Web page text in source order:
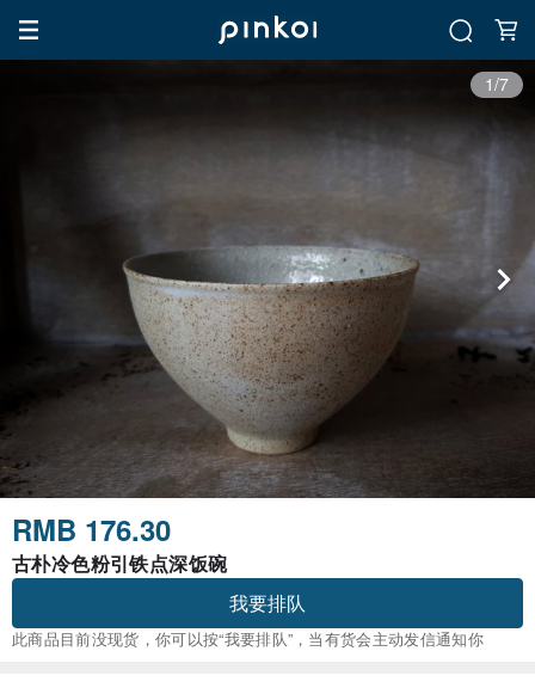
1/7
RMB 176.30
古朴冷色粉引铁点深饭碗
我要排队
此商品目前没现货，你可以按“我要排队”，当有货会主动发信通知你